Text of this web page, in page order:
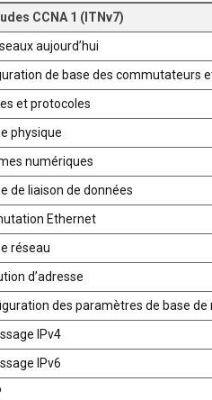
CCNA 1 (ITNv7)
aujourd’hui
de base des commutateurs
et protocoles
physique
numériques
de liaison de données
Ethernet
réseau
d’adresse
des paramètres de base de
IPv4
IPv6